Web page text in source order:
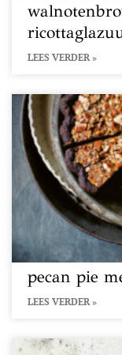
LEES VERDER »
pecan pie
LEES VERDER »